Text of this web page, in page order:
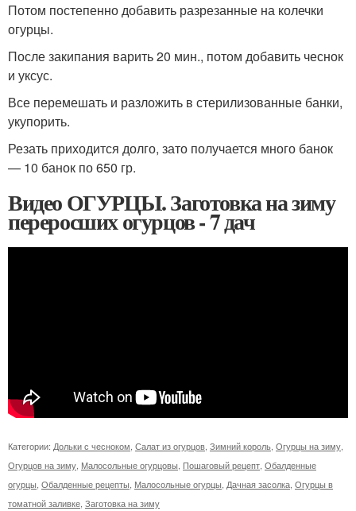
Потом постепенно добавить разрезанные на колечки
огурцы.
После закипания варить 20 мин., потом добавить чеснок
и уксус.
Все перемешать и разложить в стерилизованные банки,
укупорить.
Резать приходится долго, зато получается много банок
— 10 банок по 650 гр.
Видео ОГУРЦЫ. Заготовка на зиму
переросших огурцов - 7 дач
Категории: Дольки с чесноком, Салат из огурцов, Зимний король, Огурцы на зиму,
Огурцов на зиму, Малосольные огурцовы, Пошаговый рецепт, Обалденные
огурцы, Обалденные рецепты, Малосольные огурцы, Дачная засолка, Огурцы в
томатной заливке, Заготовка на зиму